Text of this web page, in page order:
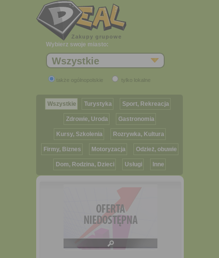
Zakupy grupowe
Wybierz swoje miasto:
Wszystkie
także ogólnopolskie tylko lokalne
Wszystkie Turystyka Sport, Rekreacja
Zdrowie, Uroda Gastronomia
Kursy, Szkolenia Rozrywka, Kultura
Firmy, Biznes Motoryzacja Odzież, obuwie
Dom, Rodzina, Dzieci Usługi Inne